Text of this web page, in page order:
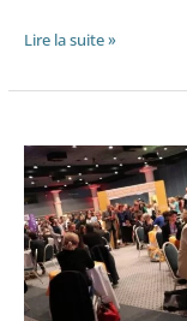
Lire la suite »
entreprises
et
candidats
se
rencontrent
autour